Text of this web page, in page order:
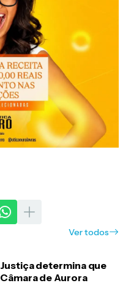
Ver todos
Justiça determina que
Câmara de Aurora